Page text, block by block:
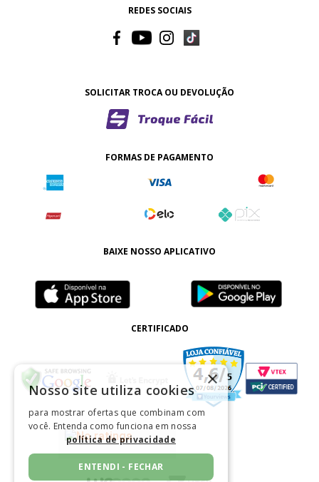
REDES SOCIAIS
SOLICITAR TROCA OU DEVOLUÇÃO
FORMAS DE PAGAMENTO
BAIXE NOSSO APLICATIVO
CERTIFICADO
×
Nosso site utiliza cookies
para mostrar ofertas que combinam com
você. Entenda como funciona em nossa
política de privacidade
ENTENDI - FECHAR